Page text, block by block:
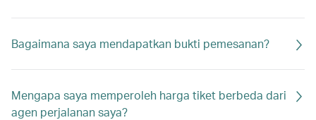
Bagaimana saya mendapatkan bukti pemesanan?
Mengapa saya memperoleh harga tiket berbeda dari
agen perjalanan saya?